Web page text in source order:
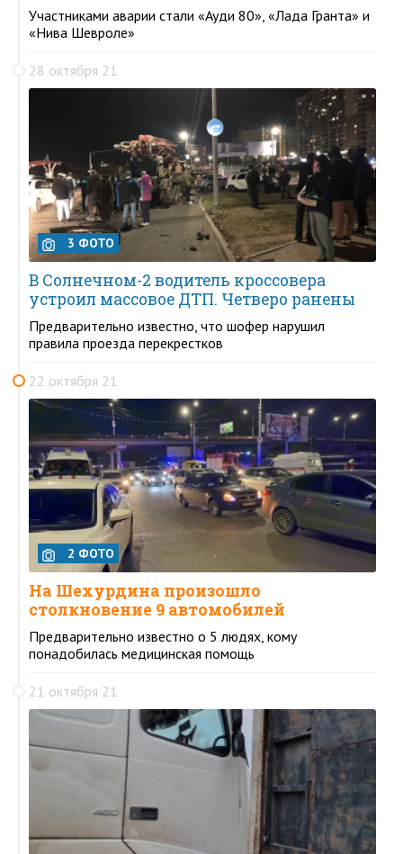
Участниками аварии стали «Ауди 80», «Лада Гранта» и
«Нива Шевроле»
28 октября 21
3 ФОТО
В Солнечном-2 водитель кроссовера
устроил массовое ДТП. Четверо ранены
Предварительно известно, что шофер нарушил
правила проезда перекрестков
22 октября 21
2 ФОТО
На Шехурдина произошло
столкновение 9 автомобилей
Предварительно известно о 5 людях, кому
понадобилась медицинская помощь
21 октября 21